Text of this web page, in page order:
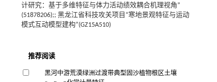
计研究：基于多维特征与体力活动绩效耦合机理视角”
(51878206);; 黑龙江省科技攻关项目“寒地景观特征与运动
模式互动模型建构”(GZ15A510)